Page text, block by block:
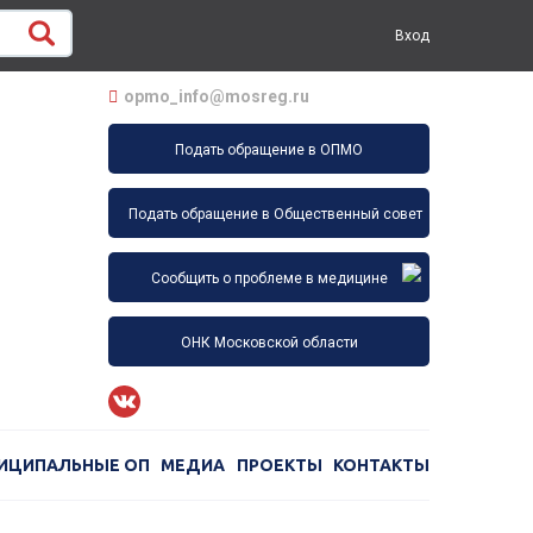
Вход
opmo_info@mosreg.ru
Подать обращение в ОПМО
Подать обращение в Общественный совет
Сообщить о проблеме в медицине
ОНК Московской области
ОП МЕДИА ПРОЕКТЫ КОНТАКТЫ